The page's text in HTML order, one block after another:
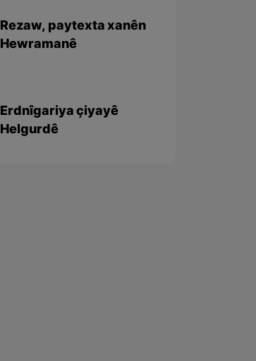
Rezaw, paytexta xanên
Hewramanê
Erdnîgariya çiyayê
Helgurdê